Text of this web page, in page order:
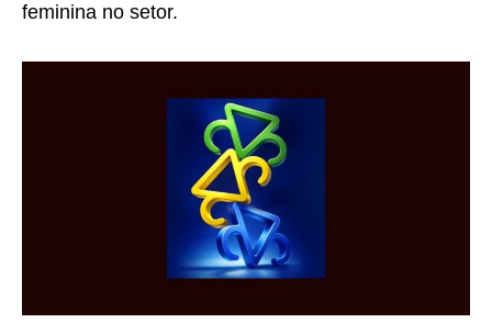
feminina no setor.